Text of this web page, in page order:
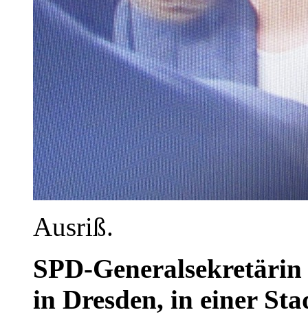
Ausriß.
SPD-
in Dresden, in einer